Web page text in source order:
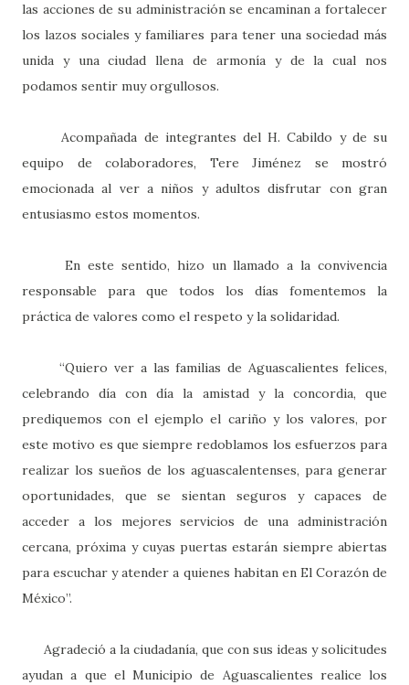
las acciones de su administración se encaminan a fortalecer
los lazos sociales y familiares para tener una sociedad más
unida y una ciudad llena de armonía y de la cual nos
podamos sentir muy orgullosos.
Acompañada de integrantes del H. Cabildo y de su
equipo de colaboradores, Tere Jiménez se mostró
emocionada al ver a niños y adultos disfrutar con gran
entusiasmo estos momentos.
En este sentido, hizo un llamado a la convivencia
responsable para que todos los días fomentemos la
práctica de valores como el respeto y la solidaridad.
“Quiero ver a las familias de Aguascalientes felices,
celebrando día con día la amistad y la concordia, que
prediquemos con el ejemplo el cariño y los valores, por
este motivo es que siempre redoblamos los esfuerzos para
realizar los sueños de los aguascalentenses, para generar
oportunidades, que se sientan seguros y capaces de
acceder a los mejores servicios de una administración
cercana, próxima y cuyas puertas estarán siempre abiertas
para escuchar y atender a quienes habitan en El Corazón de
México”.
Agradeció a la ciudadanía, que con sus ideas y solicitudes
ayudan a que el Municipio de Aguascalientes realice los